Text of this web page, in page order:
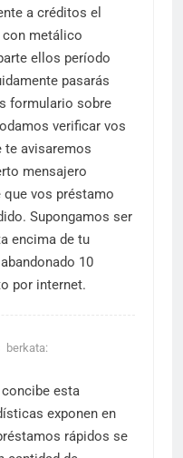
a créditos el
metálico
ellos período
pasarás
formulario sobre
verificar vos
te avisaremos
mensajero
vos préstamo
Supongamos ser
encima de tu
10
por internet.
berkata:
esta
exponen en
rápidos se